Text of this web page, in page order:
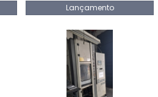
Lançamento